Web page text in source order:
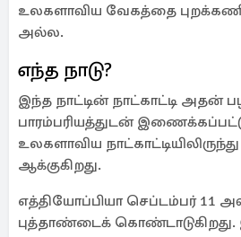
உலகளாவிய வேகத்தை
அல்ல.
எந்த நாடு?
இந்த நாட்டின் நாட்காட்டி அதன்
பாரம்பரியத்துடன்
உலகளாவிய
ஆக்குகிறது.
எத்தியோப்பியா செப்டம்பர் 11
புத்தாண்டைக் கொண்டாடுகிறது.